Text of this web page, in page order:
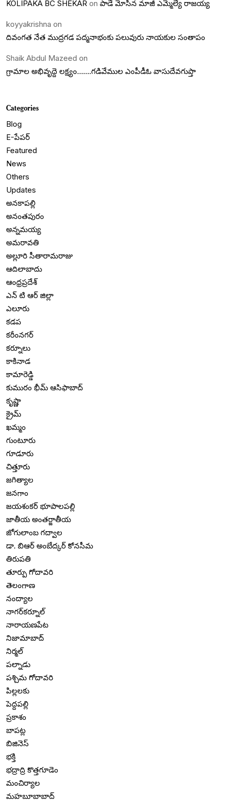
KOLIPAKA BC SHEKAR on పాడే మోసిన మాజీ ఎమ్మెల్యే రాజయ్య
koyyakrishna on
దివంగత నేత ముద్రగడ పద్మనాభంకు పలువురు నాయకుల సంతాపం
Shaik Abdul Mazeed on
గ్రామాల అభివృద్దె లక్ష్యం…….గడివేముల ఎంపీడీఓ వాసుదేవగుప్తా
Categories
Blog
E-పేపర్
Featured
News
Others
Updates
అనకాపల్లి
అనంతపురం
అన్నమయ్య
అమరావతి
అల్లూరి సీతారామరాజు
ఆదిలాబాదు
ఆంధ్రప్రదేశ్
ఎన్ టి ఆర్ జిల్లా
ఎలూరు
కడప
కరీంనగర్
కర్నూలు
కాకినాడ
కామారెడ్డి
కుమురం భీమ్ ఆసిఫాబాద్
కృష్ణా
క్రైమ్
ఖమ్మం
గుంటూరు
గూడూరు
చిత్తూరు
జగిత్యాల
జనగాం
జయశంకర్ భూపాలపల్లి
జాతీయ అంతర్జాతీయ
జోగులాంబ గద్వాల
డా. బిఆర్ అంబేద్కర్ కోనసీమ
తిరుపతి
తూర్పు గోదావరి
తెలంగాణ
నంద్యాల
నాగర్‌కర్నూల్
నారాయణపేట
నిజామాబాద్
నిర్మల్
పల్నాడు
పశ్చిమ గోదావరి
పిల్లలకు
పెద్దపల్లి
ప్రకాశం
బాపట్ల
బిజినెస్
భక్తి
భద్రాద్రి కొత్తగూడెం
మంచిర్యాల
మహబూబాబాద్